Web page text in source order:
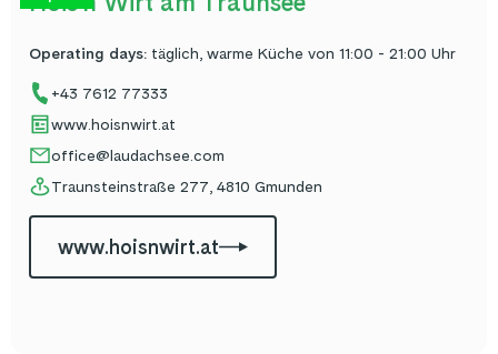
Operating days: täglich, warme Küche von 11:00 - 21:00 Uhr
+43 7612 77333
www.hoisnwirt.at
office@laudachsee.com
Traunsteinstraße 277, 4810 Gmunden
www.hoisnwirt.at